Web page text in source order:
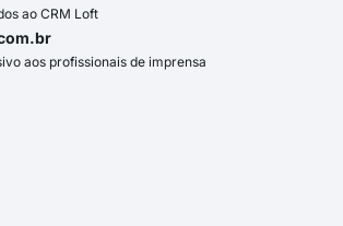
ao CRM Loft
aos profissionais de imprensa